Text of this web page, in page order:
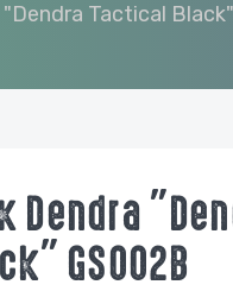
Tactical
Dendra
GS002B